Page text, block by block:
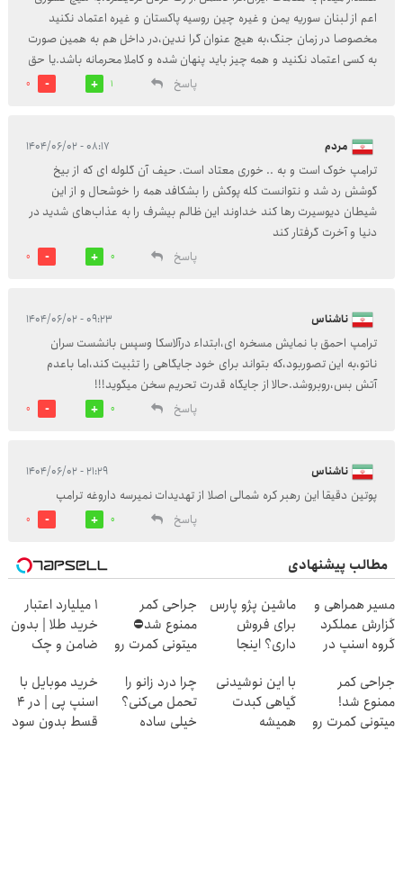
اعم از لبنان سوریه یمن و غیره چین روسیه پاکستان و غیره اعتماد نکنید
مخصوصا در زمان جنگ،به هیچ عنوان گرا ندین،در داخل هم به همین صورت
به کسی اعتماد نکنید و همه چیز باید پنهان شده و کاملا محرمانه باشد.یا حق
پاسخ
1
0
مردم ۰۸:۱۷ - ۱۴۰۴/۰۶/۰۲
ترامپ خوک است و به .. خوری معتاد است. حیف آن گلوله ای که از بیخ
گوشش رد شد و نتوانست کله پوکش را بشکافد همه را خوشحال و از این
شیطان دیوسیرت رها کند خداوند این ظالم بیشرف را به عذاب‌های شدید در
دنیا و آخرت گرفتار کند
پاسخ
0
0
ناشناس ۰۹:۲۳ - ۱۴۰۴/۰۶/۰۲
ترامپ احمق با نمایش مسخره ای،ابتداء درآلاسکا وسپس بانشست سران
ناتو،به این تصوربود،که بتواند برای خود جایگاهی را تثبیت کند،اما باعدم
آتش بس،روبروشد.حالا از جایگاه قدرت تحریم سخن میگوید!!!
پاسخ
0
0
ناشناس ۲۱:۲۹ - ۱۴۰۴/۰۶/۰۲
پوتین دقیقا این رهبر کره شمالی اصلا از تهدیدات نمیرسه داروغه ترامپ
پاسخ
0
0
مطالب پیشنهادی
مسیر همراهی و
گزارش عملکرد
گروه اسنپ در
ماشین پژو پارس
برای فروش
داری؟ اینجا
جراحی کمر
ممنوع شد⛔
میتونی کمرت رو
کنی! 👈🏻
پرسش‌نامه
۱ میلیارد اعتبار
خرید طلا | بدون
ضامن و چک
جراحی کمر
ممنوع شد!
میتونی کمرت رو
با این نوشیدنی
گیاهی کبدت
همیشه
چرا درد زانو را
تحمل می‌کنی؟
خیلی ساده
خرید موبایل با
اسنپ پی | در ۴
قسط بدون سود